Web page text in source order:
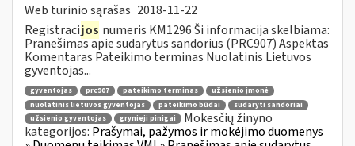
Web turinio sąrašas 2018-11-22
Registracijos numeris KM1296 Ši informacija skelbiama:
Pranešimas apie sudarytus sandorius (PRC907) Aspektas
Komentaras Pateikimo terminas Nuolatinis Lietuvos
gyventojas...
gyventojas prc907 pateikimo terminas
užsienio įmonė
nuolatinis lietuvos gyventojas
pateikimo būdai
sudaryti sandoriai
užsienio gyventojas
grynieji pinigai
Mokesčių žinyno
kategorijos: Prašymai, pažymos ir mokėjimo duomenys